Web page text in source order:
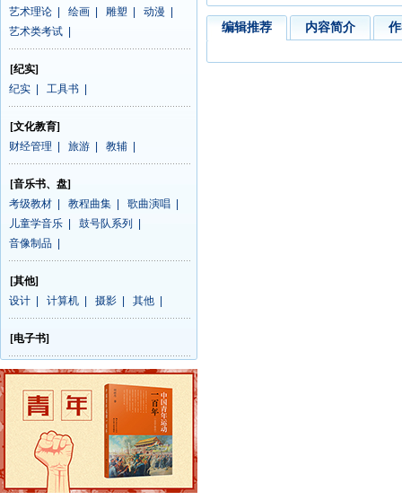
艺术理论
绘画 雕塑 动漫
艺术类考试
[纪实]
纪实
工具书
[文化教育]
财经管理
旅游 教辅
[音乐书、盘]
考级教材
教程曲集 歌曲演唱
儿童学音乐
鼓号队系列
音像制品
[其他]
设计
计算机 摄影 其他
[电子书]
编辑推荐 内容简介